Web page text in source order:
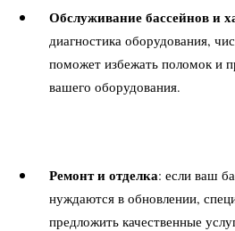
Обслуживание бассейнов и
диагностика оборудования,
поможет избежать поломок и
вашего оборудования.
Ремонт и отделка: если ваш
нуждаются в обновлении,
предложить качественные